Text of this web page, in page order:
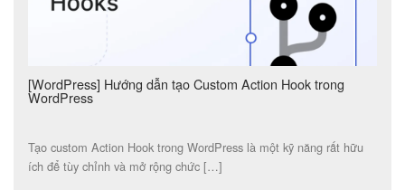
[WordPress] Hướng dẫn tạo Custom Action Hook trong
WordPress
Tạo custom Action Hook trong WordPress là một kỹ năng rất hữu
ích để tùy chỉnh và mở rộng chức […]